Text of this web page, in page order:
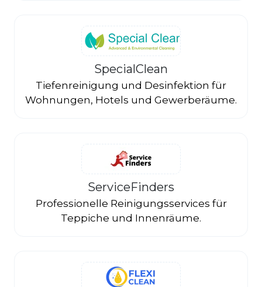
SpecialClean
Tiefenreinigung und Desinfektion für
Wohnungen, Hotels und Gewerberäume.
ServiceFinders
Professionelle Reinigungsservices für
Teppiche und Innenräume.